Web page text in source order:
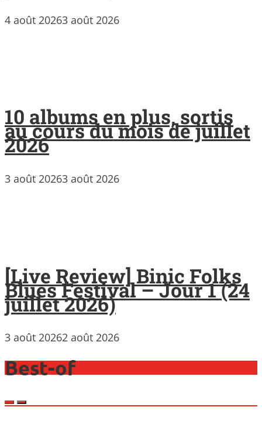
4 août 20263 août 2026
10 albums en plus, sortis
au cours du mois de juillet
2026
3 août 20263 août 2026
[Live Review] Binic Folks
Blues Festival – Jour 1 (24
juillet 2026)
3 août 20262 août 2026
Best-of